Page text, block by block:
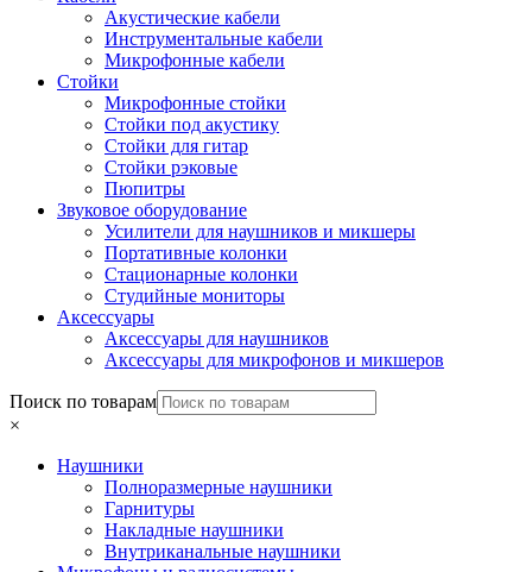
Акустические кабели
Инструментальные кабели
Микрофонные кабели
Стойки
Микрофонные стойки
Стойки под акустику
Стойки для гитар
Стойки рэковые
Пюпитры
Звуковое оборудование
Усилители для наушников и микшеры
Портативные колонки
Стационарные колонки
Студийные мониторы
Аксессуары
Аксессуары для наушников
Аксессуары для микрофонов и микшеров
Поиск по товарам
×
Наушники
Полноразмерные наушники
Гарнитуры
Накладные наушники
Внутриканальные наушники